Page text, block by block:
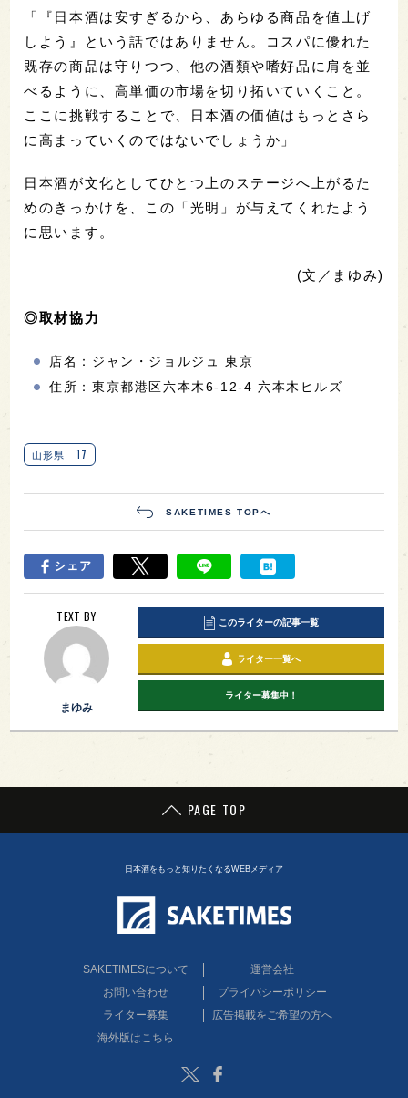
「『日本酒は安すぎるから、あらゆる商品を値上げ
しよう』という話ではありません。コスパに優れた
既存の商品は守りつつ、他の酒類や嗜好品に肩を並
べるように、高単価の市場を切り拓いていくこと。
ここに挑戦することで、日本酒の価値はもっとさら
に高まっていくのではないでしょうか」
日本酒が文化としてひとつ上のステージへ上がるた
めのきっかけを、この「光明」が与えてくれたよう
に思います。
(文／まゆみ)
◎取材協力
店名：ジャン・ジョルジュ 東京
住所：東京都港区六本木6-12-4 六本木ヒルズ
山形県 17
SAKETIMES TOPへ
シェア
TEXT BY
まゆみ
このライターの記事一覧
ライター一覧へ
ライター募集中！
PAGE TOP
日本酒をもっと知りたくなるWEBメディア
SAKETIMESについて
運営会社
お問い合わせ
プライバシーポリシー
ライター募集
広告掲載をご希望の方へ
海外版はこちら
Twitter